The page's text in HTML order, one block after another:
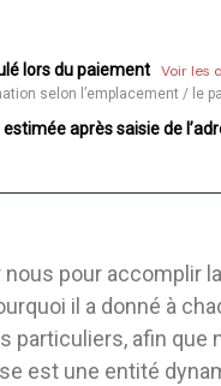
lors du paiement Voir les
selon l’emplacement / le
estimée après saisie de
pour accomplir
il a donné à
particuliers, afin que
est une entité